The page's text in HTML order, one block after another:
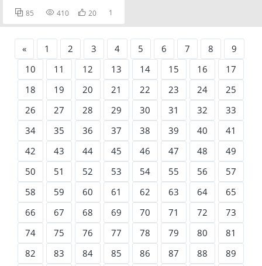
 85  410  20 1
« 1 2 3 4 5 6 7 8
9
10
11 12 13 14 15 16
17
18
19 20 21 22 23 24
25
26
27 28 29 30 31 32
33
34
35 36 37 38 39 40
41
42
43 44 45 46 47 48
49
50
51 52 53 54 55 56
57
58
59 60 61 62 63 64
65
66
67 68 69 70 71 72
73
74
75 76 77 78 79 80
81
82
83 84 85 86 87 88
89